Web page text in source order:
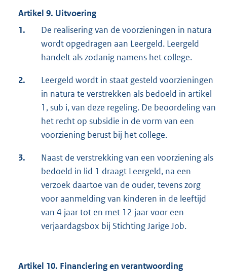
Artikel 9. Uitvoering
1.
De realisering van de voorzieningen in natura
wordt opgedragen aan Leergeld. Leergeld
handelt als zodanig namens het college.
2.
Leergeld wordt in staat gesteld voorzieningen
in natura te verstrekken als bedoeld in artikel
1, sub i, van deze regeling. De beoordeling van
het recht op subsidie in de vorm van een
voorziening berust bij het college.
3.
Naast de verstrekking van een voorziening als
bedoeld in lid 1 draagt Leergeld, na een
verzoek daartoe van de ouder, tevens zorg
voor aanmelding van kinderen in de leeftijd
van 4 jaar tot en met 12 jaar voor een
verjaardagsbox bij Stichting Jarige Job.
Artikel 10. Financiering en verantwoording